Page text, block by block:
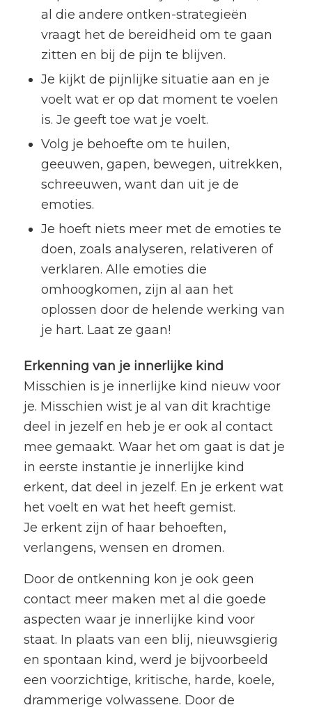
al die andere ontken-strategieën
vraagt het de bereidheid om te gaan
zitten en bij de pijn te blijven.
Je kijkt de pijnlijke situatie aan en je
voelt wat er op dat moment te voelen
is. Je geeft toe wat je voelt.
Volg je behoefte om te huilen,
geeuwen, gapen, bewegen, uitrekken,
schreeuwen, want dan uit je de
emoties.
Je hoeft niets meer met de emoties te
doen, zoals analyseren, relativeren of
verklaren. Alle emoties die
omhoogkomen, zijn al aan het
oplossen door de helende werking van
je hart. Laat ze gaan!
Erkenning van je innerlijke kind
Misschien is je innerlijke kind nieuw voor
je. Misschien wist je al van dit krachtige
deel in jezelf en heb je er ook al contact
mee gemaakt. Waar het om gaat is dat je
in eerste instantie je innerlijke kind
erkent, dat deel in jezelf. En je erkent wat
het voelt en wat het heeft gemist.
Je erkent zijn of haar behoeften,
verlangens, wensen en dromen.
Door de ontkenning kon je ook geen
contact meer maken met al die goede
aspecten waar je innerlijke kind voor
staat. In plaats van een blij, nieuwsgierig
en spontaan kind, werd je bijvoorbeeld
een voorzichtige, kritische, harde, koele,
drammerige volwassene. Door de